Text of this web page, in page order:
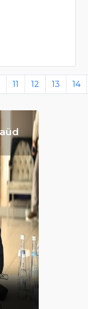
11 12 13 14